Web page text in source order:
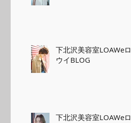
下北沢美容室LOAWeロ
ウイBLOG
下北沢美容室LOAWeロ